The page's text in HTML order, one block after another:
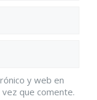
y web en
que comente.